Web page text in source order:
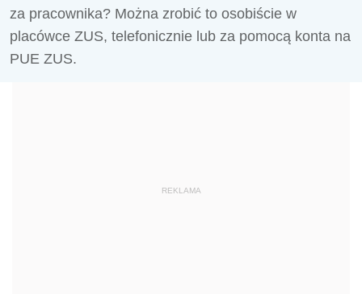
za pracownika? Można zrobić to osobiście w
placówce ZUS, telefonicznie lub za pomocą konta na
PUE ZUS.
REKLAMA